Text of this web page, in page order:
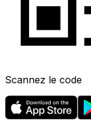
Scannez le code